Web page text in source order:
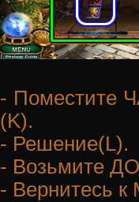
- Поместите
(K).
- Решение(L).
- Возьмите
- Вернитесь к